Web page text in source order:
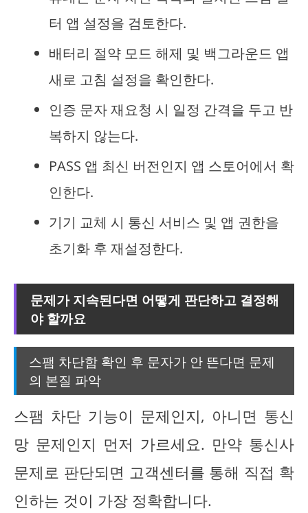
터 앱 설정을 검토한다.
배터리 절약 모드 해제 및 백그라운드 앱
새로 고침 설정을 확인한다.
인증 문자 재요청 시 일정 간격을 두고 반
복하지 않는다.
PASS 앱 최신 버전인지 앱 스토어에서 확
인한다.
기기 교체 시 통신 서비스 및 앱 권한을
초기화 후 재설정한다.
문제가 지속된다면 어떻게 판단하고 결정해
야 할까요
스팸 차단함 확인 후 문자가 안 뜬다면 문제
의 본질 파악
스팸 차단 기능이 문제인지, 아니면 통신
망 문제인지 먼저 가르세요. 만약 통신사
문제로 판단되면 고객센터를 통해 직접 확
인하는 것이 가장 정확합니다.